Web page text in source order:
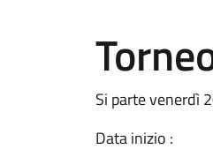
Si parte venerdì
Data inizio :